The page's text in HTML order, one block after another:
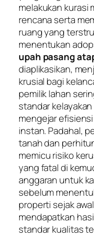
melakukan kurasi
rencana serta
ruang yang
menentukan
upah pasang
diaplikasikan,
krusial bagi
pemilik lahan
standar
mengejar
instan. Padahal,
tanah dan
memicu risiko
yang fatal di
anggaran untuk
sebelum
properti sejak
mendapatkan
standar kualitas